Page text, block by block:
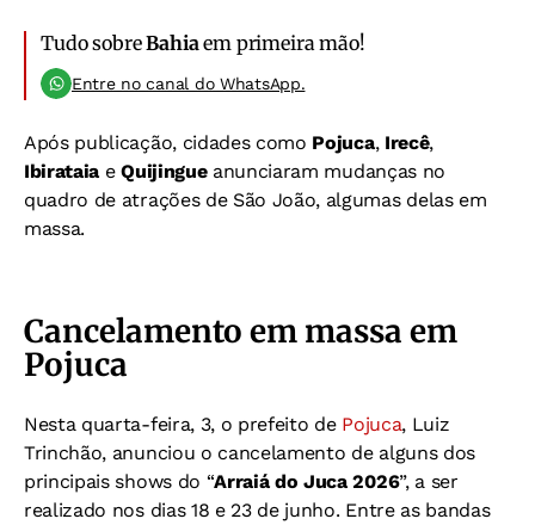
Tudo sobreBahia em primeira mão!
Entre no canal do WhatsApp.
Após publicação, cidades como Pojuca, Irecê,
Ibirataia eQuijingue anunciaram mudanças no
quadro de atrações de São João, algumas delas em
massa.
Cancelamento em massa em
Pojuca
Nesta quarta-feira, 3, o prefeito de Pojuca, Luiz
Trinchão, anunciou o cancelamento de alguns dos
principais shows do “Arraiá do Juca 2026”, a ser
realizado nos dias 18 e 23 de junho. Entre as bandas